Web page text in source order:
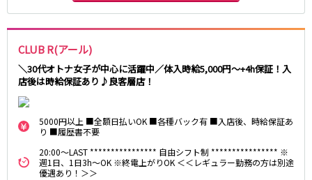
CLUB R(アール)
＼30代オトナ女子が中心に活躍中／体入時給5,000円～+4h保証！入
店後は時給保証あり♪良客層店！
5000円以上 ■全額日払いOK ■各種バック有 ■入店後、時給保証あ
り ■履歴書不要
20:00～LAST **************** 自由シフト制 **************** ※
週1日、1日3h～OK ※終電上がりOK ＜＜レギュラー勤務の方は別途
優遇あり！＞＞
西所沢駅
吾野駅
JR横浜線
町田駅
八王子駅
新横浜駅
淵野辺駅
矢部駅
古淵駅
菊名駅